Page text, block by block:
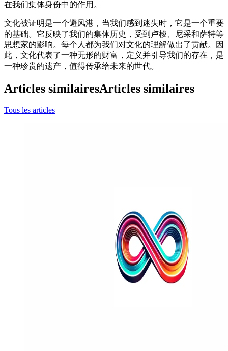
在我们集体身份中的作用。
文化被证明是一个避风港，当我们感到迷失时，它是一个重要
的基础。它反映了我们的集体历史，受到卢梭、尼采和萨特等
思想家的影响。每个人都为我们对文化的理解做出了贡献。因
此，文化代表了一种无形的财富，定义并引导我们的存在，是
一种珍贵的遗产，值得传承给未来的世代。
Articles similairesArticles similaires
Tous les articles